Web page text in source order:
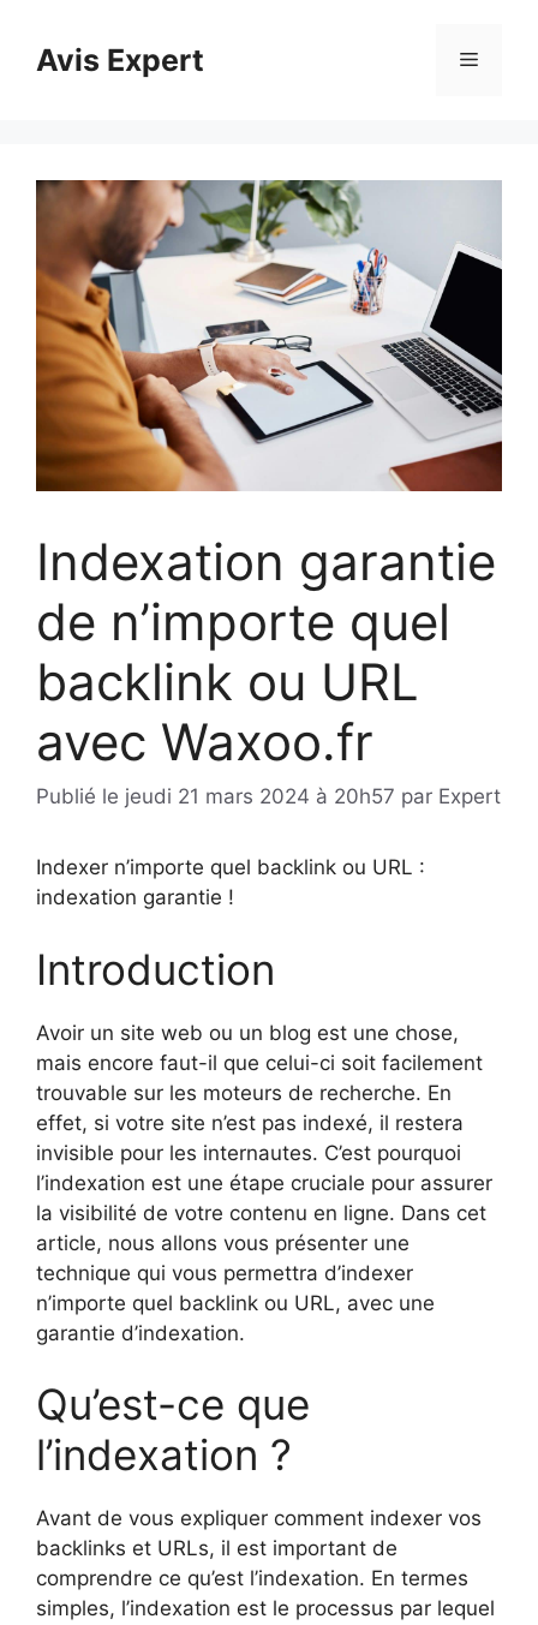
contenuAvis Expert Menu
Indexation garantie
de n’importe quel
backlink ou URL
avec Waxoo.fr
Publié le jeudi 21 mars 2024 à 20h57 par Expert
Indexer n’importe quel backlink ou URL :
indexation garantie !
Introduction
Avoir un site web ou un blog est une chose,
mais encore faut-il que celui-ci soit facilement
trouvable sur les moteurs de recherche. En
effet, si votre site n’est pas indexé, il restera
invisible pour les internautes. C’est pourquoi
l’indexation est une étape cruciale pour assurer
la visibilité de votre contenu en ligne. Dans cet
article, nous allons vous présenter une
technique qui vous permettra d’indexer
n’importe quel backlink ou URL, avec une
garantie d’indexation.
Qu’est-ce que
l’indexation ?
Avant de vous expliquer comment indexer vos
backlinks et URLs, il est important de
comprendre ce qu’est l’indexation. En termes
simples, l’indexation est le processus par lequel